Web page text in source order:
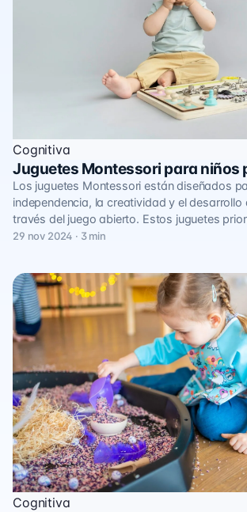
Cognitiva
Juguetes Montessori para niños
Los juguetes Montessori están diseñados
independencia, la creatividad y el desarrollo
través del juego abierto. Estos juguetes
29 nov 2024 · 3 min
Cognitiva